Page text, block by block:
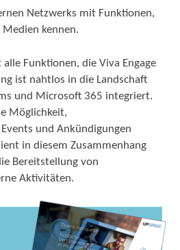
Netzwerks mit Funktionen,
kennen.
Funktionen, die Viva Engage
ist nahtlos in die Landschaft
und Microsoft 365 integriert.
Möglichkeit,
und Ankündigungen
in diesem Zusammenhang
Bereitstellung von
Aktivitäten.